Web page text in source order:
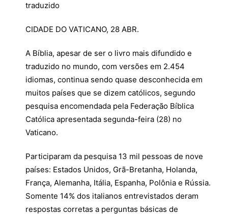
traduzido
CIDADE DO VATICANO, 28 ABR.
A Bíblia, apesar de ser o livro mais difundido e
traduzido no mundo, com versões em 2.454
idiomas, continua sendo quase desconhecida em
muitos países que se dizem católicos, segundo
pesquisa encomendada pela Federação Bíblica
Católica apresentada segunda-feira (28) no
Vaticano.
Participaram da pesquisa 13 mil pessoas de nove
países: Estados Unidos, Grã-Bretanha, Holanda,
França, Alemanha, Itália, Espanha, Polônia e Rússia.
Somente 14% dos italianos entrevistados deram
respostas corretas a perguntas básicas de